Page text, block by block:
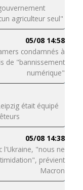
agriculteur seul"
05/08 14:58
condamnés à
de "bannissement
numérique"
était équipé
05/08 14:38
l'Ukraine, "nous ne
prévient
Macron